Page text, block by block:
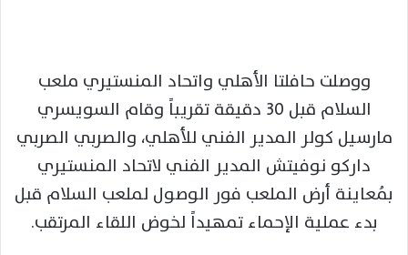
ووصلت حافلتا الأهلي واتحاد المنستيري ملعب
السلام قبل 30 دقيقة تقريباً وقام السويسري
مارسيل كولر المدير الفني للأهلي، والصربي الصربي
داركو نوفيتش المدير الفني لاتحاد المنستيري
بمُعاينة أرض الملعب فور الوصول لملعب السلام قبل
بدء عملية الإحماء تمهيداً لخوض اللقاء المرتقب.